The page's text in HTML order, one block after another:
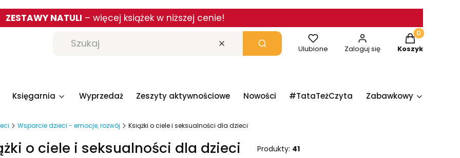
ZESTAWY NATULI – więcej książek w niższej cenie!
Wyczyść Szukaj Ulubione Zaloguj się
Produkty w
Koszyk
Księgarnia Wyprzedaż Zeszyty aktywnościowe Nowości #TataTeżCzyta Zabawkowy
Wsparcie dzieci - emocje, rozwój Książki o ciele i seksualności dla dzieci
o ciele i seksualności dla dzieci Produkty: 41